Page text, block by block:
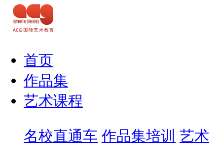
首页
作品集
艺术课程
名校直通车 作品集培训 艺术